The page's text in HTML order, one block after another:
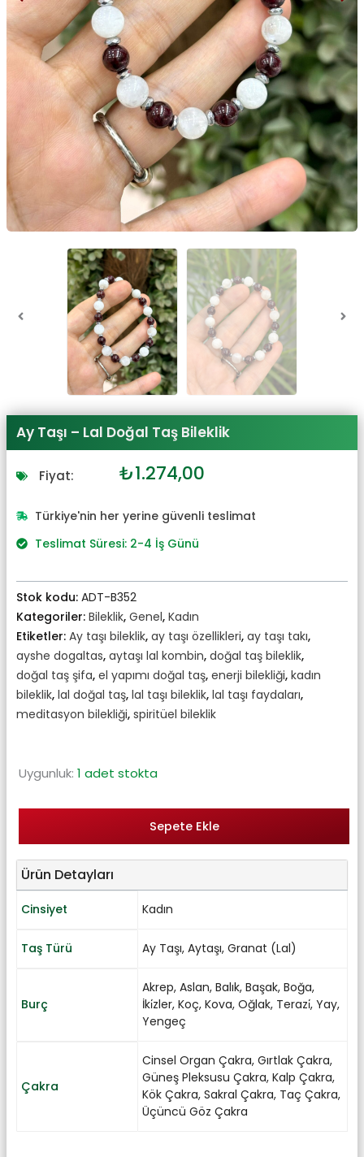
Ay Taşı – Lal Doğal Taş Bileklik
Fiyat: Orijinal
₺1.401,00.
₺1.274,00
fiyat:
Türkiye'nin her yerine güvenli teslimat
Teslimat Süresi: 2-4 İş Günü
Stok kodu: ADT-B352
Kategoriler: Bileklik, Genel, Kadın
Etiketler: Ay taşı bileklik, ay taşı özellikleri, ay taşı takı,
ayshe dogaltas, aytaşı lal kombin, doğal taş bileklik,
doğal taş şifa, el yapımı doğal taş, enerji bilekliği, kadın
bileklik, lal doğal taş, lal taşı bileklik, lal taşı faydaları,
meditasyon bilekliği, spiritüel bileklik
Uygunluk: 1 adet stokta
Sepete Ekle
Ürün Detayları
Cinsiyet Kadın
Taş Türü Ay Taşı, Aytaşı, Granat (Lal)
Burç
Akrep, Aslan, Balık, Başak, Boğa,
İki̇zler, Koç, Kova, Oğlak, Terazi̇, Yay,
Yengeç
Çakra
Cinsel Organ Çakra, Gırtlak Çakra,
Güneş Pleksusu Çakra, Kalp Çakra,
Kök Çakra, Sakral Çakra, Taç Çakra,
Üçüncü Göz Çakra